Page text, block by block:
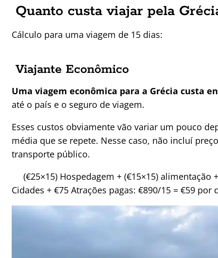
Quanto custa viajar pela
Cálculo para uma viagem de 15 dias:
Viajante Econômico
Uma viagem econômica para a Grécia custa
até o país e o seguro de viagem.
Esses custos obviamente vão variar um pouco
média que se repete. Nesse caso, não incluí
transporte público.
(€25×15) Hospedagem + (€15×15)
Cidades + €75 Atrações pagas: €890/15 = €59 por